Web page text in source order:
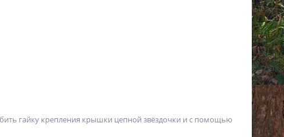
гайку крепления крышки цепной звёздочки и с помощью